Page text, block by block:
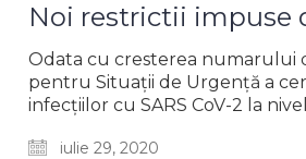
Noi restrictii impuse
Odata cu cresterea numarului
pentru Situații de Urgență a
infecțiilor cu SARS CoV-2 la
iulie 29, 2020